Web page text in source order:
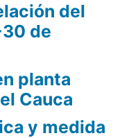
del
de
planta
Cauca
y medida